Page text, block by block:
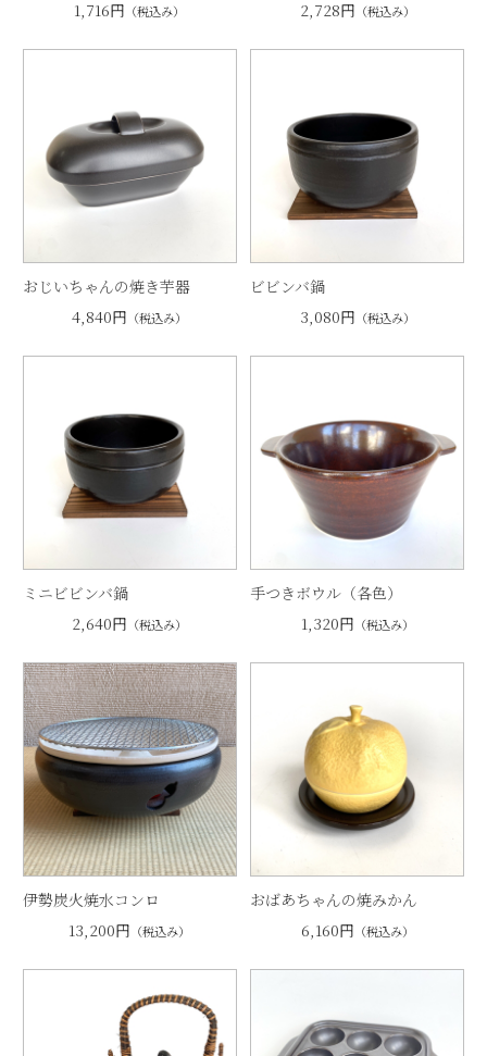
1,716円 （税込み） 2,728円 （税込み）
おじいちゃんの焼き芋器
4,840円 （税込み）
ビビンバ鍋
3,080円 （税込み）
ミニビビンバ鍋
2,640円 （税込み）
手つきボウル（各色）
1,320円 （税込み）
伊勢炭火焼水コンロ
13,200円 （税込み）
おばあちゃんの焼みかん
6,160円 （税込み）